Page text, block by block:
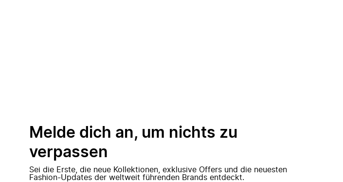
Melde dich an, um nichts zu
verpassen
Sei die Erste, die neue Kollektionen, exklusive Offers und die neuesten
Fashion-Updates der weltweit führenden Brands entdeckt.